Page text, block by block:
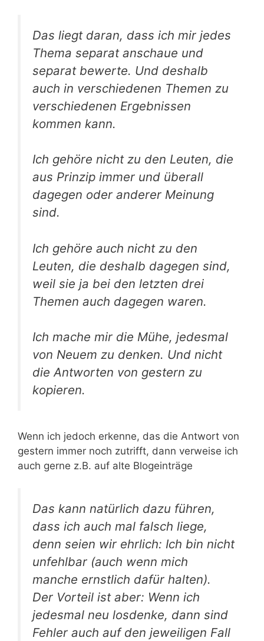
Das liegt daran, dass ich mir jedes
Thema separat anschaue und
separat bewerte. Und deshalb
auch in verschiedenen Themen zu
verschiedenen Ergebnissen
kommen kann.
Ich gehöre nicht zu den Leuten, die
aus Prinzip immer und überall
dagegen oder anderer Meinung
sind.
Ich gehöre auch nicht zu den
Leuten, die deshalb dagegen sind,
weil sie ja bei den letzten drei
Themen auch dagegen waren.
Ich mache mir die Mühe, jedesmal
von Neuem zu denken. Und nicht
die Antworten von gestern zu
kopieren.
Wenn ich jedoch erkenne, das die Antwort von
gestern immer noch zutrifft, dann verweise ich
auch gerne z.B. auf alte Blogeinträge
Das kann natürlich dazu führen,
dass ich auch mal falsch liege,
denn seien wir ehrlich: Ich bin nicht
unfehlbar (auch wenn mich
manche ernstlich dafür halten).
Der Vorteil ist aber: Wenn ich
jedesmal neu losdenke, dann sind
Fehler auch auf den jeweiligen Fall